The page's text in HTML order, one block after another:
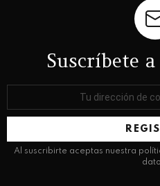
Suscríbete
Al suscribirte aceptas nuestra